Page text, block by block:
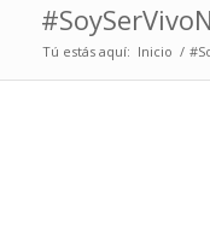
Tú estás aquí: Inicio /